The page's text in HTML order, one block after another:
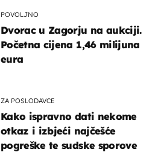
POVOLJNO
Dvorac u Zagorju na aukciji.
Početna cijena 1,46 milijuna
eura
ZA POSLODAVCE
Kako ispravno dati nekome
otkaz i izbjeći najčešće
pogreške te sudske sporove